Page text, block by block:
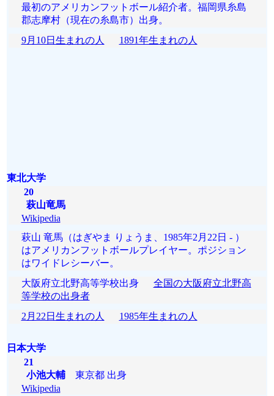
最初のアメリカンフットボール紹介者。福岡県糸島
郡志摩村（現在の糸島市）出身。
9月10日生まれの人
1891年生まれの人
東北大学
20
萩山竜馬
Wikipedia
萩山 竜馬（はぎやま りょうま、1985年2月22日 - ）
はアメリカンフットボールプレイヤー。ポジション
はワイドレシーバー。
大阪府立北野高等学校出身 全国の大阪府立北野高
等学校の出身者
2月22日生まれの人
1985年生まれの人
日本大学
21
小池大輔東京都 出身
Wikipedia